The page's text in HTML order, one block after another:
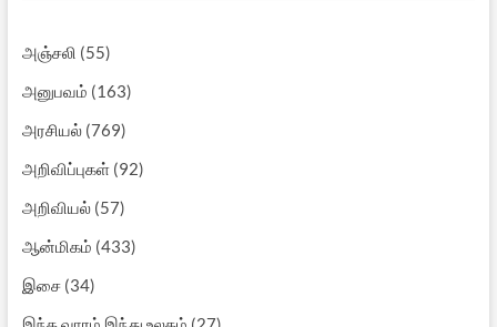
அஞ்சலி (55)
அனுபவம் (163)
அரசியல்(769)
அறிவிப்புகள்(92)
அறிவியல்(57)
ஆன்மிகம் (433)
இசை(34)